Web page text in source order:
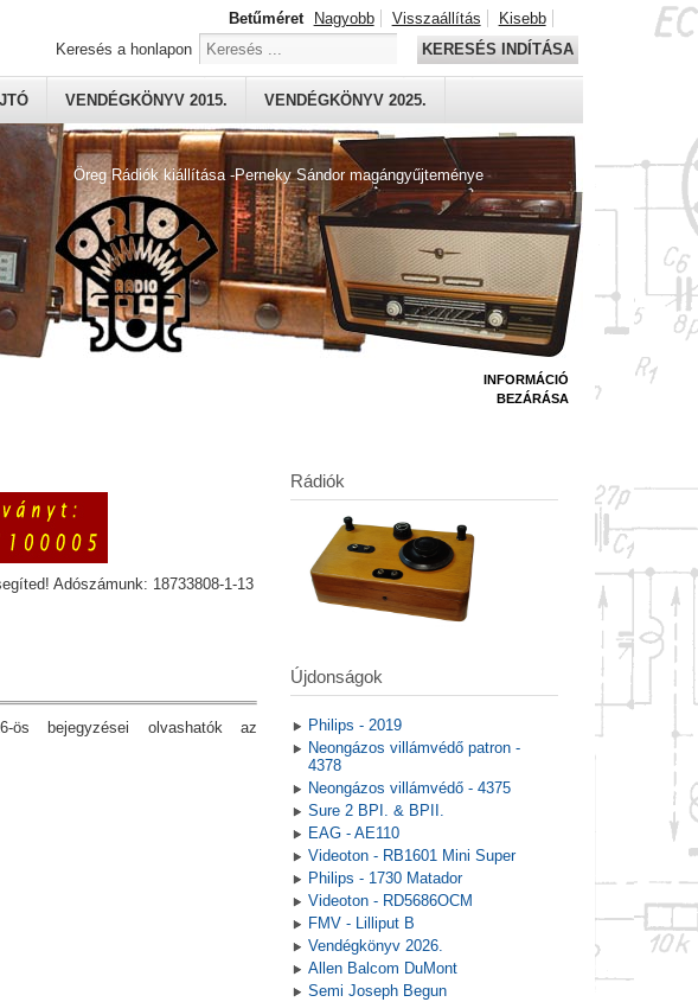
Öreg Rádiók kiállítása -Perneky Sándor magángyűjteménye
VENDÉGKÖNYV 2015. VENDÉGKÖNYV 2025.
Betűméret Nagyobb Visszaállítás
Kisebb
Keresés a honlapon
KERESÉS INDÍTÁSA
Adószámunk: 18733808-1-13
ös bejegyzései olvashatók az
INFORMÁCIÓ
BEZÁRÁSA
Rádiók
Újdonságok
Philips - 2019
Neongázos villámvédő patron -
4378
Neongázos villámvédő - 4375
Sure 2 BPI. & BPII.
EAG - AE110
Videoton - RB1601 Mini Super
Philips - 1730 Matador
Videoton - RD5686OCM
FMV - Lilliput B
Vendégkönyv 2026.
Allen Balcom DuMont
Semi Joseph Begun